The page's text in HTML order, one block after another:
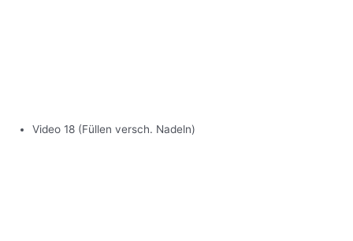
Video 18 (Füllen versch. Nadeln)